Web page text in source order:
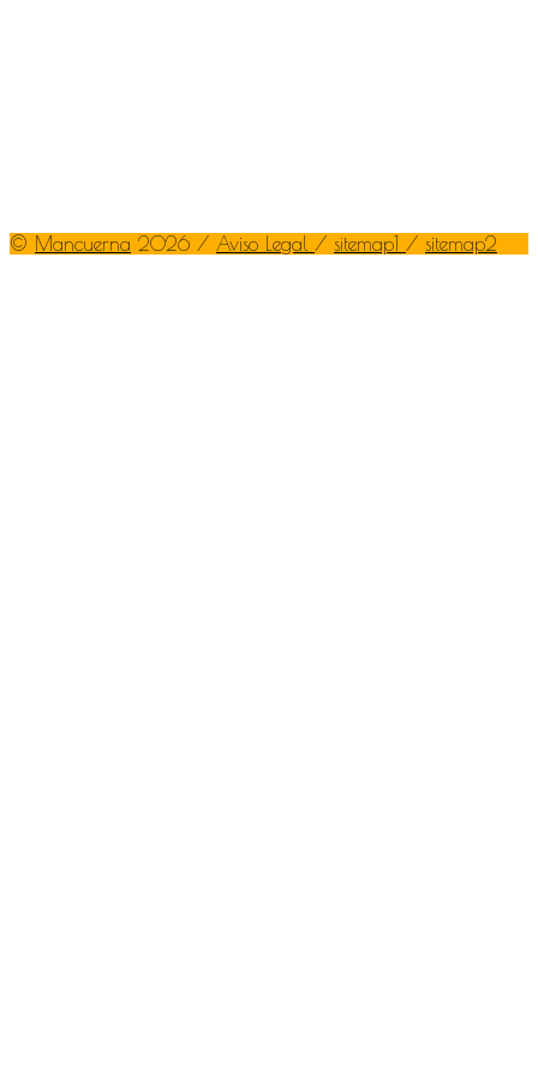
© Mancuerna 2026 / Aviso Legal / sitemap1 / sitemap2